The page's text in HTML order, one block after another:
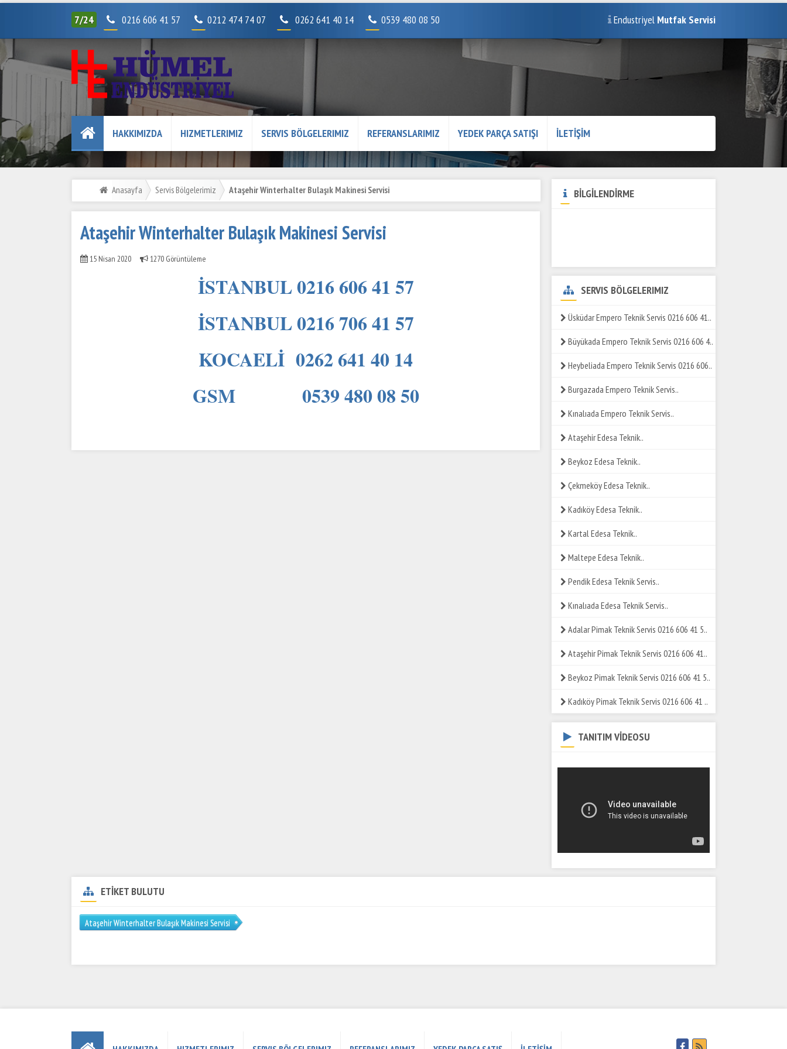
7/24 0216 606 41 57 0212 474 74 07 0262 641 40 14 0539 480 08 50 Endustriyel Mutfak Servisi
HAKKIMIZDA HIZMETLERIMIZ SERVIS BÖLGELERIMIZ REFERANSLARIMIZ YEDEK PARÇA SATIŞI İLETİŞİM
Anasayfa Servis Bölgelerimiz Ataşehir Winterhalter Bulaşık Makinesi Servisi
Ataşehir Winterhalter Bulaşık Makinesi Servisi
15 Nisan 2020 1270 Görüntüleme
İSTANBUL 0216 606 41 57
İSTANBUL 0216 706 41 57
KOCAELİ 0262 641 40 14
GSM 0539 480 08 50
BİLGİLENDİRME
SERVIS BÖLGELERIMIZ
Üsküdar Empero Teknik Servis 0216 606 41..
Büyükada Empero Teknik Servis 0216 606 4..
Heybeliada Empero Teknik Servis 0216 606..
Burgazada Empero Teknik Servis..
Kınalıada Empero Teknik Servis..
Ataşehir Edesa Teknik..
Beykoz Edesa Teknik..
Çekmeköy Edesa Teknik..
Kadıköy Edesa Teknik..
Kartal Edesa Teknik..
Maltepe Edesa Teknik..
Pendik Edesa Teknik Servis..
Kınalıada Edesa Teknik Servis..
Adalar Pimak Teknik Servis 0216 606 41 5..
Ataşehir Pimak Teknik Servis 0216 606 41..
Beykoz Pimak Teknik Servis 0216 606 41 5..
Kadıköy Pimak Teknik Servis 0216 606 41 ..
TANITIM VİDEOSU
ETİKET BULUTU
Ataşehir Winterhalter Bulaşık Makinesi Servisi